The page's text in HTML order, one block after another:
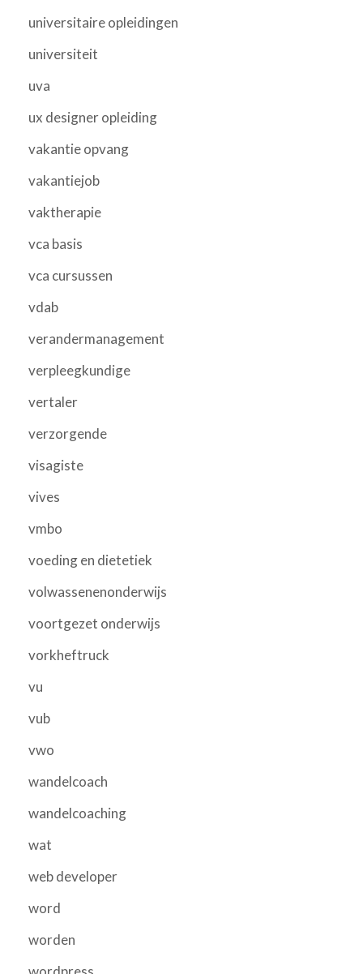
universitaire opleidingen
universiteit
uva
ux designer opleiding
vakantie opvang
vakantiejob
vaktherapie
vca basis
vca cursussen
vdab
verandermanagement
verpleegkundige
vertaler
verzorgende
visagiste
vives
vmbo
voeding en dietetiek
volwassenenonderwijs
voortgezet onderwijs
vorkheftruck
vu
vub
vwo
wandelcoach
wandelcoaching
wat
web developer
word
worden